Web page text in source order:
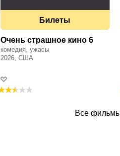
Очень страшное кино 6
комедия, ужасы
2026, США
Билеты
Все